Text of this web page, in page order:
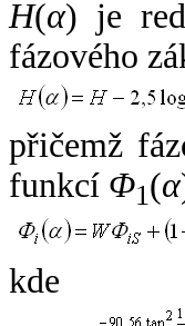
H(α) je
fázového
přičemž
funkcí Φ1(α
kde